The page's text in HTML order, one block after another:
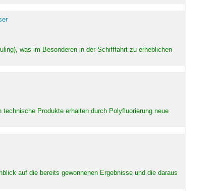
was im Besonderen in der Schifffahrt zu erheblichen
Produkte erhalten durch Polyfluorierung neue
auf die bereits gewonnenen Ergebnisse und die daraus